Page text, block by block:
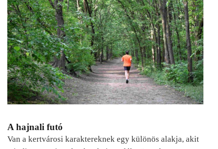
A hajnali futó
Van a kertvárosi karaktereknek egy különös alakja, akit